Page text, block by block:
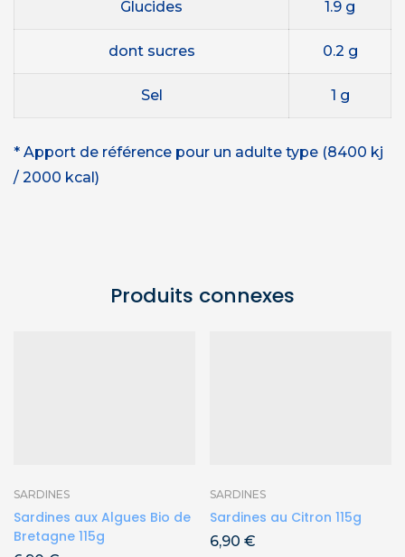
Glucides 1.9 g
dont sucres 0.2 g
Sel 1 g
* Apport de référence pour un adulte type (8400 kj
/ 2000 kcal)
Produits connexes
SARDINES
Sardines aux Algues Bio de
Bretagne 115g
SARDINES
Sardines au Citron 115g
6,90 €